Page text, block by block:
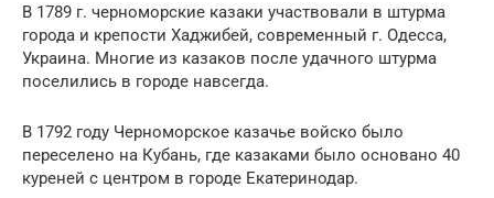
В 1789 г. черноморские казаки участвовали в штурма
города и крепости Хаджибей, современный г. Одесса,
Украина. Многие из казаков после удачного штурма
поселились в городе навсегда.
В 1792 году Черноморское казачье войско было
переселено на Кубань, где казаками было основано 40
куреней с центром в городе Екатеринодар.